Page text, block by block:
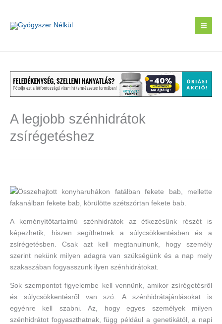
content
A legjobb szénhidrátok
zsírégetéshez
A keményítőtartalmú szénhidrátok az étkezésünk részét is
képezhetik, hiszen segíthetnek a súlycsökkentésben és a
zsírégetésben. Csak azt kell megtanulnunk, hogy személy
szerint nekünk milyen adagra van szükségünk és a nap mely
szakaszában fogyasszunk ilyen szénhidrátokat.
Sok szempontot figyelembe kell vennünk, amikor zsírégetésről
és súlycsökkentésről van szó. A szénhidrátajánlásokat is
egyénre kell szabni. Az, hogy egyes személyek milyen
szénhidrátot fogyaszthatnak, függ például a genetikától, a napi